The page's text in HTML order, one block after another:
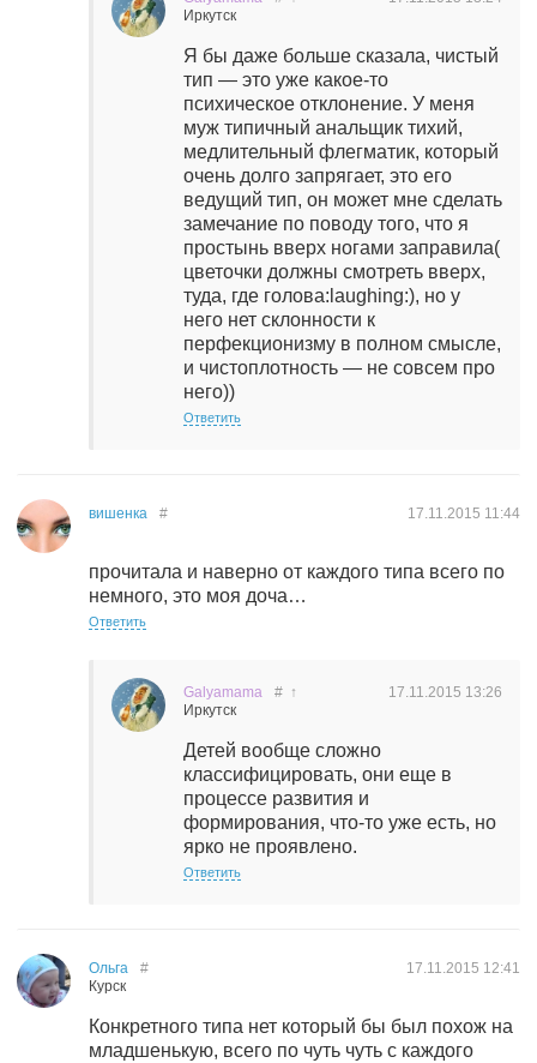
Иркутск
Я бы даже больше сказала, чистый
тип — это уже какое-то
психическое отклонение. У меня
муж типичный анальщик тихий,
медлительный флегматик, который
очень долго запрягает, это его
ведущий тип, он может мне сделать
замечание по поводу того, что я
простынь вверх ногами заправила(
цветочки должны смотреть вверх,
туда, где голова:laughing:), но у
него нет склонности к
перфекционизму в полном смысле,
и чистоплотность — не совсем про
него))
Ответить
вишенка 17.11.2015 11:44
#
прочитала и наверно от каждого типа всего по
немного, это моя доча…
Ответить
Galyamama
Иркутск
17.11.2015 13:26
# ↑
Детей вообще сложно
классифицировать, они еще в
процессе развития и
формирования, что-то уже есть, но
ярко не проявлено.
Ответить
Ольга
Курск
17.11.2015 12:41
#
Конкретного типа нет который бы был похож на
младшенькую, всего по чуть чуть с каждого